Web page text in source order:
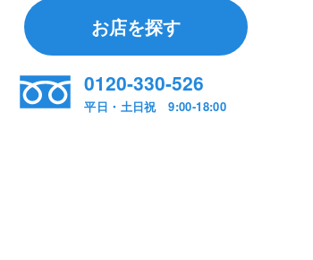
お店を探す
0120-330-526
平日・土日祝 9:00-18:00